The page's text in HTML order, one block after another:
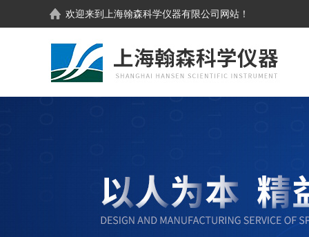
欢迎来到 上海翰森科学仪器有限公司 网站！